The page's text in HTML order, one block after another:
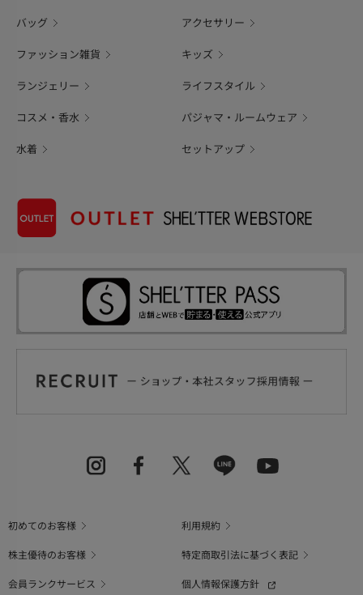
バッグ アクセサリー
ファッション雑貨 キッズ
ランジェリー ライフスタイル
コスメ・香水 パジャマ・ルームウェア
水着 セットアップ
初めてのお客様
利用規約
株主優待のお客様
特定商取引法に基づく表記
会員ランクサービス
個人情報保護方針